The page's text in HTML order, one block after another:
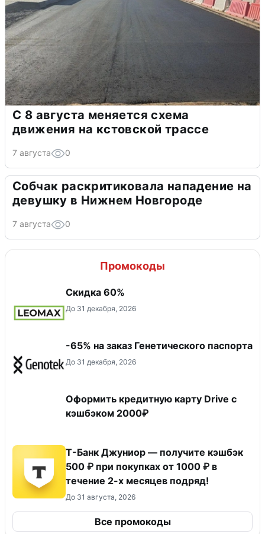
С 8 августа меняется схема
движения на кстовской трассе
7 августа 0
Собчак раскритиковала нападение на
девушку в Нижнем Новгороде
7 августа 0
Промокоды
Скидка 60%
До 31 декабря, 2026
-65% на заказ Генетического паспорта
До 31 декабря, 2026
Оформить кредитную карту Drive с
кэшбэком 2000₽
Т-Банк Джуниор — получите кэшбэк
500 ₽ при покупках от 1000 ₽ в
течение 2-х месяцев подряд!
До 31 августа, 2026
Все промокоды